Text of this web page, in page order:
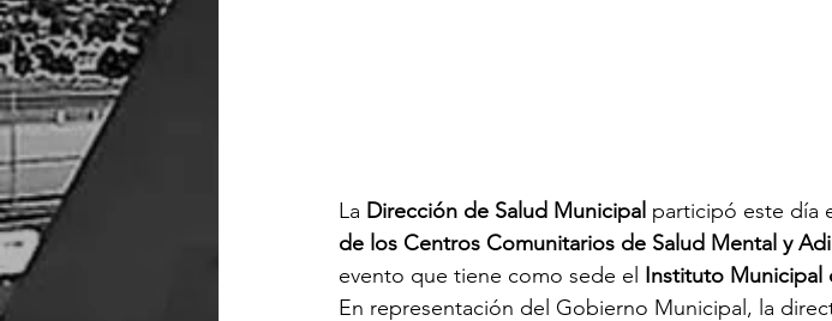
La Dirección de Salud Municipal participó este día
de los Centros Comunitarios de Salud Mental y
evento que tiene como sede el Instituto Municipal
En representación del Gobierno Municipal, la